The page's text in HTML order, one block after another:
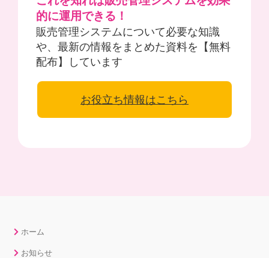
的に運用できる！
販売管理システムについて必要な知識
や、最新の情報をまとめた資料を【無料
配布】しています
お役立ち情報はこちら
ホーム
お知らせ